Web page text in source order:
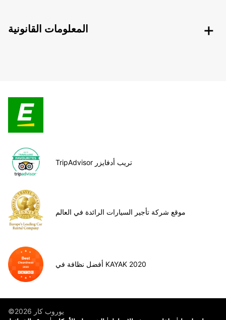
المعلومات القانونية
TripAdvisor تريب أدفايزر
موقع شركة تأجير السيارات الرائدة في العالم
أفضل نظافة في KAYAK 2020
©يوروب كار 2026